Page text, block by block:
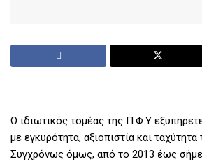
Ο ιδιωτικός τομέας της Π.Φ.Υ
με εγκυρότητα, αξιοπιστία και
Συγχρόνως όμως, από το 2013 έως